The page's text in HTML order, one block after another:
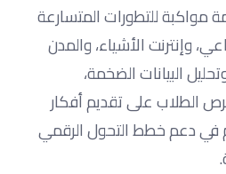
للتطورات المتسارعة
وإنترنت الأشياء، والمدن
البيانات الضخمة،
الطلاب على تقديم أفكار
في دعم خطط التحول الرقمي